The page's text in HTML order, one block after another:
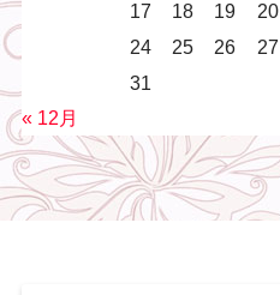
17
18 19 20
24
25 26 27
31
« 12月